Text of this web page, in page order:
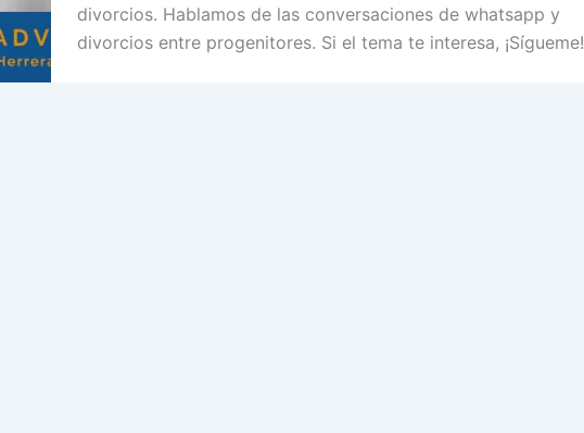
divorcios. Hablamos de las conversaciones de whatsapp y
divorcios entre progenitores. Si el tema te interesa, ¡Sígueme!